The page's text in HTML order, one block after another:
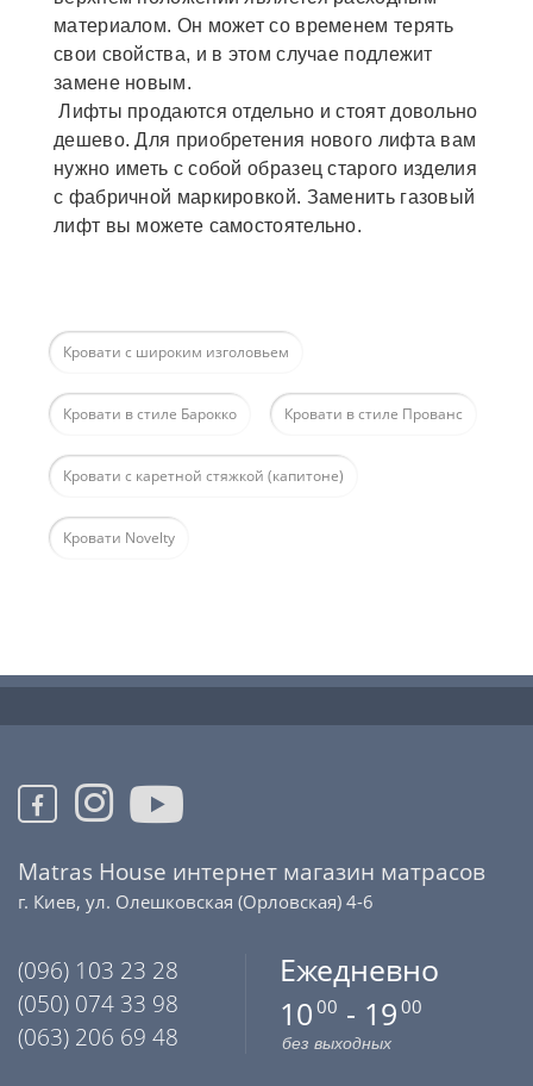
материалом. Он может со временем терять
свои свойства, и в этом случае подлежит
замене новым.
Лифты продаются отдельно и стоят довольно
дешево. Для приобретения нового лифта вам
нужно иметь с собой образец старого изделия
с фабричной маркировкой. Заменить газовый
лифт вы можете самостоятельно.
Кровати с широким изголовьем
Кровати в стиле Барокко Кровати в стиле Прованс
Кровати с каретной стяжкой (капитоне)
Кровати Novelty
Matras House интернет магазин матрасов
г. Киев, ул. Олешковская (Орловская) 4-6
(096) 103 23 28
(050) 074 33 98
(063) 206 69 48
Ежедневно
10 00 - 19 00
без выходных